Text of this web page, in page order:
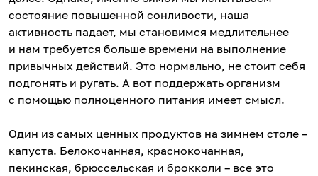
состояние повышенной сонливости, наша
активность падает, мы становимся медлительнее
и нам требуется больше времени на выполнение
привычных действий. Это нормально, не стоит себя
подгонять и ругать. А вот поддержать организм
с помощью полноценного питания имеет смысл.
Один из самых ценных продуктов на зимнем столе –
капуста. Белокочанная, краснокочанная,
пекинская, брюссельская и брокколи – все это